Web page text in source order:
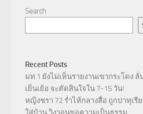
Search
Recent Posts
มท.1 ยังไม่เห็นรายงานเขากระโดง ลั่
เยิ่นเย้อ จะตัดสินใจใน 7-15 วัน!
หญิงชรา 72 ร่ำไห้กลางสื่อ ถูกปาทุเรี